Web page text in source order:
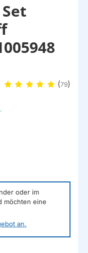
(79)
oder im
möchten eine
an.